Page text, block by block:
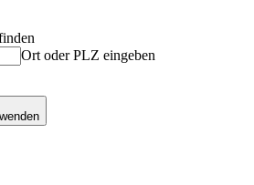
Ort oder PLZ eingeben